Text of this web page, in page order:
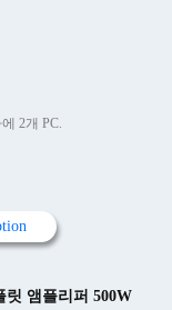
2개 PC.
릿 앰플리퍼 500W